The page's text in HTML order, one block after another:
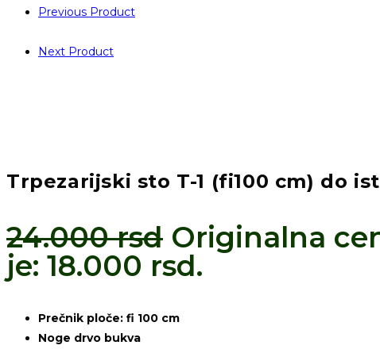
Previous Product
Next Product
Trpezarijski sto T-1 (fi100 cm) do
24.000rsd Originalna
je: 18.000 rsd.
Prečnik ploče: fi 100 cm
Noge drvo bukva